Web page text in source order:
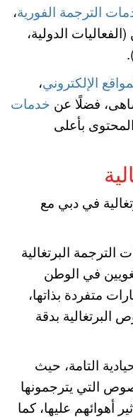
الترجمة الفورية،
الدولية،
الإلكتروني،
فضلًا عن خدمات
بأعلى
في دبي مع
البرتغالية
في الوطن
متفردة بذاتها،
بدقة
التامة، حيث
التي يترجمونها
أهوائهم عليها، كما